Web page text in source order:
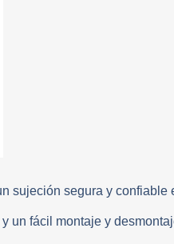
sujeción segura y
un fácil montaje y